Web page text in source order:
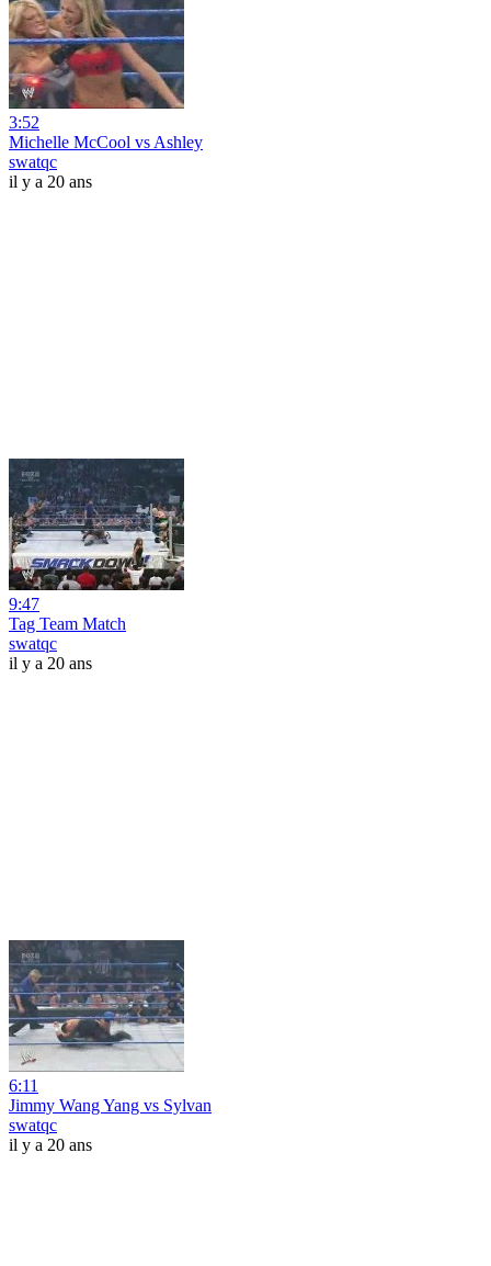
3:52
Michelle McCool vs Ashley
swatqc
il y a 20 ans
9:47
Tag Team Match
swatqc
il y a 20 ans
6:11
Jimmy Wang Yang vs Sylvan
swatqc
il y a 20 ans